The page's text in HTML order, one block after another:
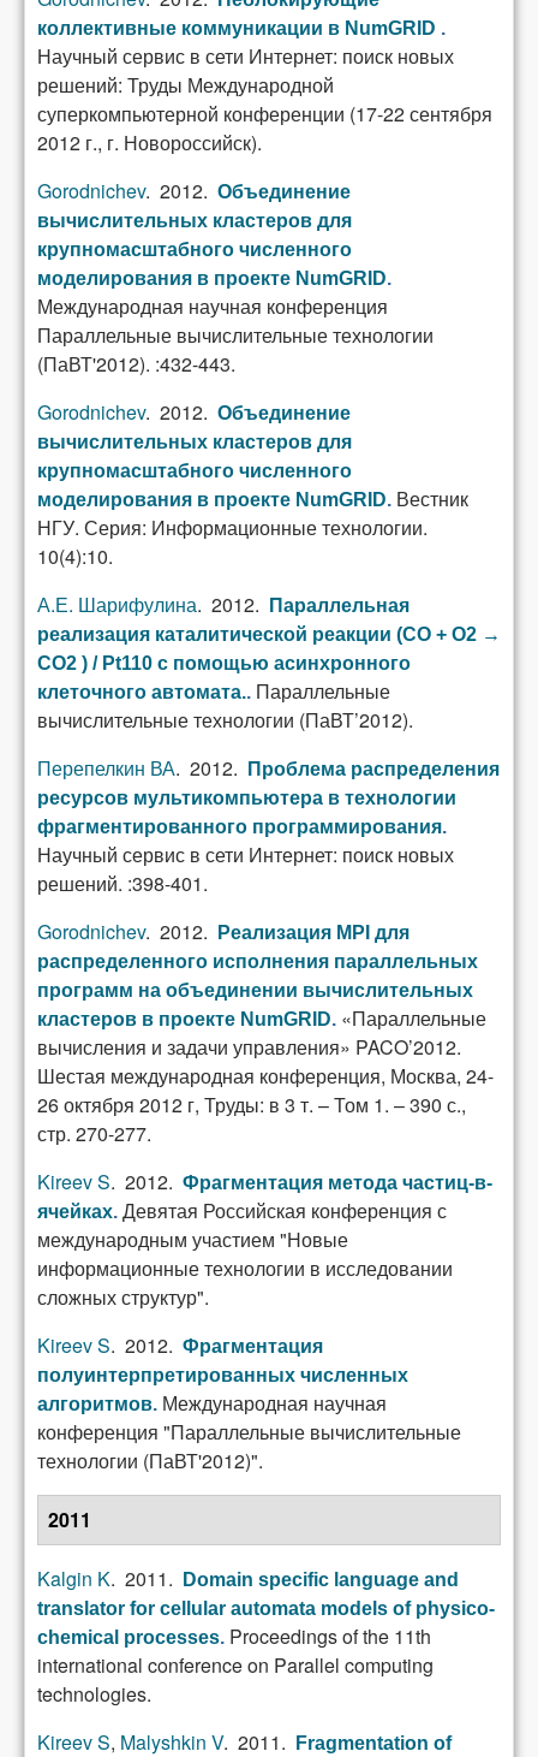
коллективные коммуникации в NumGRID .
Научный сервис в сети Интернет: поиск новых
решений: Труды Международной
суперкомпьютерной конференции (17-22 сентября
2012 г., г. Новороссийск).
Gorodnichev. 2012. Объединение
вычислительных кластеров для
крупномасштабного численного
моделирования в проекте NumGRID.
Международная научная конференция
Параллельные вычислительные технологии
(ПаВТ'2012). :432-443.
Gorodnichev. 2012. Объединение
вычислительных кластеров для
крупномасштабного численного
моделирования в проекте NumGRID. Вестник
НГУ. Серия: Информационные технологии.
10(4):10.
А.Е. Шарифулина. 2012.
Параллельная
реализация каталитической реакции (СО + О2 →
СО2 ) / Pt110 с помощью асинхронного
клеточного автомата.. Параллельные
вычислительные технологии (ПаВТ’2012).
Перепелкин ВА. 2012.
Проблема распределения
ресурсов мультикомпьютера в технологии
фрагментированного программирования.
Научный сервис в сети Интернет: поиск новых
решений. :398-401.
Gorodnichev. 2012.
Реализация MPI для
распределенного исполнения параллельных
программ на объединении вычислительных
кластеров в проекте NumGRID. «Параллельные
вычисления и задачи управления» PACO’2012.
Шестая международная конференция, Москва, 24-
26 октября 2012 г, Труды: в 3 т. – Том 1. – 390 с.,
стр. 270-277.
Kireev S. 2012. Фрагментация метода частиц-в-
ячейках. Девятая Российская конференция с
международным участием "Новые
информационные технологии в исследовании
сложных структур".
Kireev S. 2012. Фрагментация
полуинтерпретированных численных
алгоритмов. Международная научная
конференция "Параллельные вычислительные
технологии (ПаВТ'2012)".
2011
Kalgin K. 2011.
Domain specific language and
translator for cellular automata models of physico-
chemical processes. Proceedings of the 11th
international conference on Parallel computing
technologies.
Kireev S, Malyshkin V. 2011.
Fragmentation of